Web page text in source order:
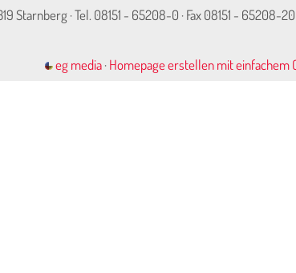
Starnberg · Tel. 08151 - 65208-0 · Fax 08151 - 65208-20
eg media·Homepage erstellen mit einfachem